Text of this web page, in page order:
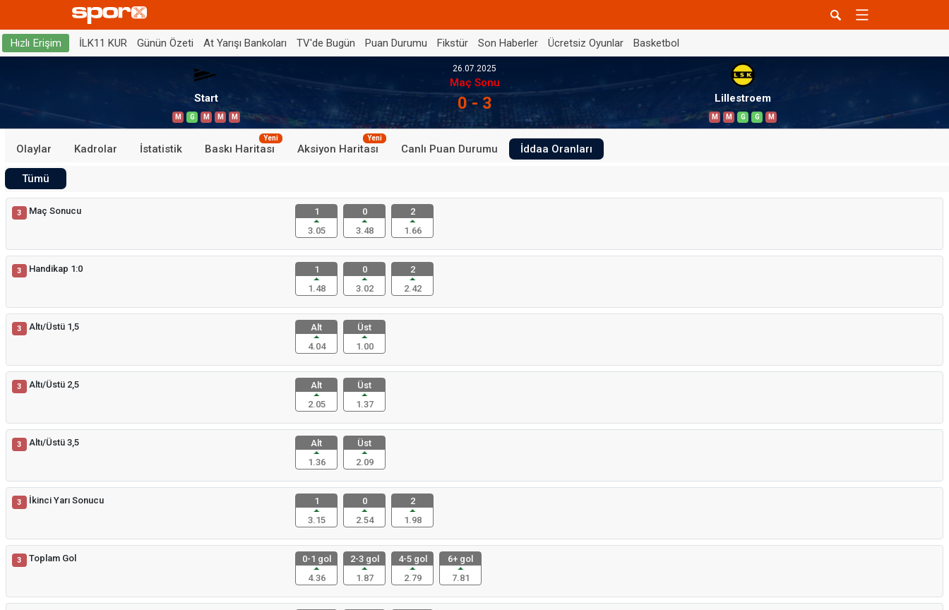
Hızlı Erişim İLK11 KUR Günün Özeti At Yarışı Bankoları TV'de Bugün Puan Durumu Fikstür Son Haberler Ücretsiz Oyunlar Basketbol
Start
M G M M M
26.07.2025
Maç Sonu
0 - 3 Lillestroem
M M G G M
Olaylar Kadrolar İstatistik Baskı Haritası
Yeni
Aksiyon Haritası
Yeni
Canlı Puan Durumu İddaa Oranları
Tümü
3 Maç Sonucu
1
3.05
0
3.48
2
1.66
3 Handikap 1:0
1
1.48
0
3.02
2
2.42
3 Altı/Üstü 1,5
Alt
4.04
Üst
1.00
3 Altı/Üstü 2,5
Alt
2.05
Üst
1.37
3 Altı/Üstü 3,5
Alt
1.36
Üst
2.09
3 İkinci Yarı Sonucu
1
3.15
0
2.54
2
1.98
3 Toplam Gol
0-1 gol
4.36
2-3 gol
1.87
4-5 gol
2.79
6+ gol
7.81